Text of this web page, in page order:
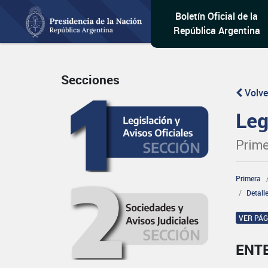
Boletín Oficial de la
República Argentina
Secciones
Primera
VER